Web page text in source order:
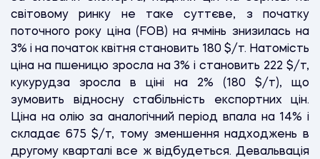
світовому ринку не таке суттєве, з початку
поточного року ціна (FOB) на ячмінь знизилась на
3% і на початок квітня становить 180 $/т. Натомість
ціна на пшеницю зросла на 3% і становить 222 $/т,
кукурудза зросла в ціні на 2% (180 $/т), що
зумовить відносну стабільність експортних цін.
Ціна на олію за аналогічний період впала на 14% і
складає 675 $/т, тому зменшення надходжень в
другому кварталі все ж відбудеться. Девальвація